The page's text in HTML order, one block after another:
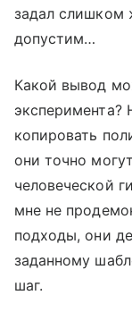
задал слишком
допустим…
Какой вывод
эксперимента?
копировать
они точно
человеческой
мне не
подходы, они
заданному
шаг.